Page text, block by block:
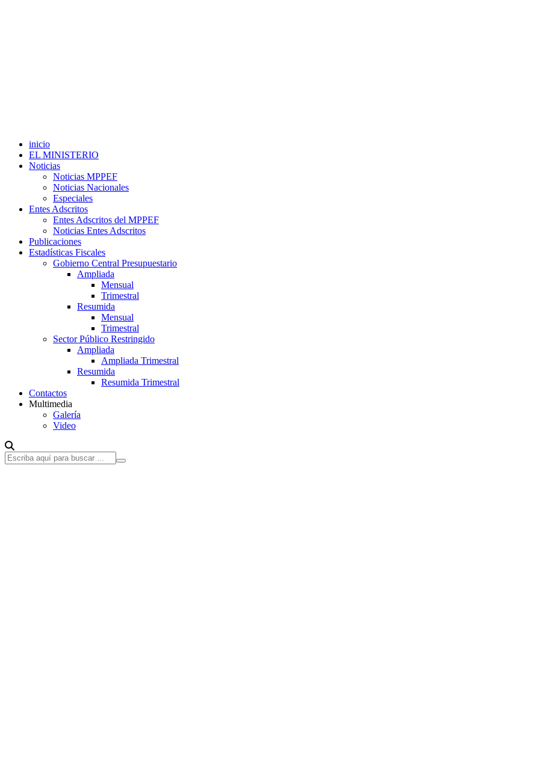
inicio
EL MINISTERIO
Noticias
Noticias MPPEF
Noticias Nacionales
Especiales
Entes Adscritos
Entes Adscritos del MPPEF
Noticias Entes Adscritos
Publicaciones
Estadísticas Fiscales
Gobierno Central Presupuestario
Ampliada
Mensual
Trimestral
Resumida
Mensual
Trimestral
Sector Público Restringido
Ampliada
Ampliada Trimestral
Resumida
Resumida Trimestral
Contactos
Multimedia
Galería
Video